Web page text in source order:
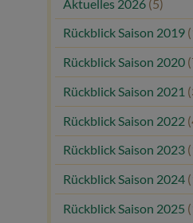
Aktuelles 2026 (5)
Rückblick Saison 2019
Rückblick Saison 2020
Rückblick Saison 2021
Rückblick Saison 2022
Rückblick Saison 2023
Rückblick Saison 2024
Rückblick Saison 2025